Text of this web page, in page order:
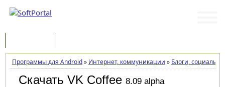
Программы для Android» Интернет, коммуникации » Блоги,
Скачать VK Coffee 8.09 alpha